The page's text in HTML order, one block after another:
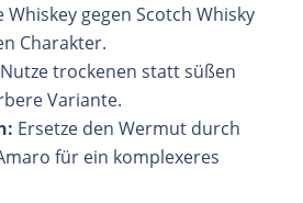
Whiskey gegen Scotch Whisky
Charakter.
Nutze trockenen statt süßen
Variante.
Ersetze den Wermut durch
für ein komplexeres